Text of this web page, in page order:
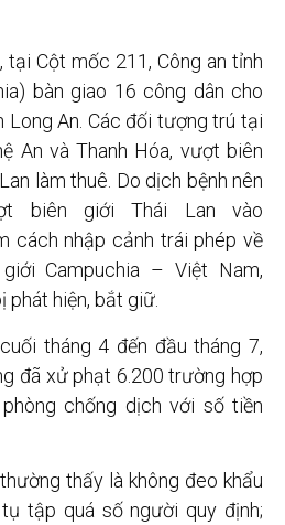
tại Cột mốc 211, Công an tỉnh
bàn giao 16 công dân cho
Long An. Các đối tượng trú tại
An và Thanh Hóa, vượt biên
làm thuê. Do dịch bệnh nên
biên giới Thái Lan vào
cách nhập cảnh trái phép về
Campuchia – Việt Nam,
phát hiện, bắt giữ.
tháng 4 đến đầu tháng 7,
đã xử phạt 6.200 trường hợp
chống dịch với số tiền
thấy là không đeo khẩu
tập quá số người quy định;